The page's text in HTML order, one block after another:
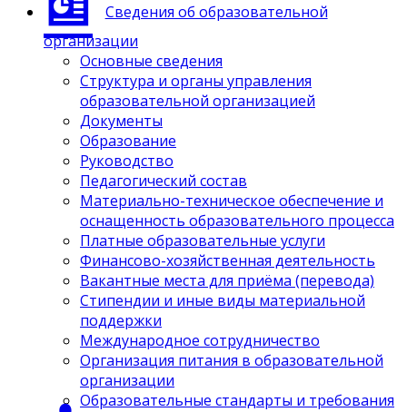
Сведения об образовательной
организации
Основные сведения
Структура и органы управления
образовательной организацией
Документы
Образование
Руководство
Педагогический состав
Материально-техническое обеспечение и
оснащенность образовательного процесса
Платные образовательные услуги
Финансово-хозяйственная деятельность
Вакантные места для приёма (перевода)
Стипендии и иные виды материальной
поддержки
Международное сотрудничество
Организация питания в образовательной
организации
Образовательные стандарты и требования